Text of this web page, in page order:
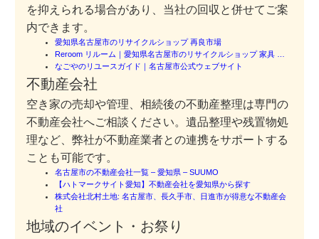
を抑えられる場合があり、当社の回収と併せてご案
内できます。
愛知県名古屋市のリサイクルショップ 再良市場
Reroom リルーム｜愛知県名古屋市のリサイクルショップ 家具 …
なごやのリユースガイド｜名古屋市公式ウェブサイト
不動産会社
空き家の売却や管理、相続後の不動産整理は専門の
不動産会社へご相談ください。遺品整理や残置物処
理など、弊社が不動産業者との連携をサポートする
ことも可能です。
名古屋市の不動産会社一覧 – 愛知県 – SUUMO
【ハトマークサイト愛知】不動産会社を愛知県から探す
株式会社北村土地: 名古屋市、長久手市、日進市が得意な不動産会
社
地域のイベント・お祭り